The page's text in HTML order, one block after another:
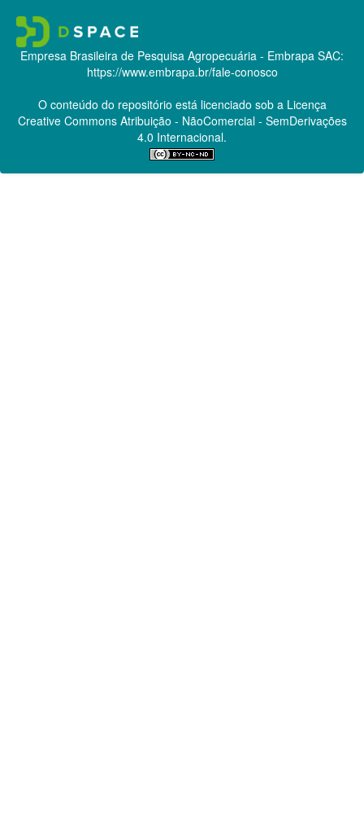
Empresa Brasileira de Pesquisa Agropecuária - Embrapa SAC:
https://www.embrapa.br/fale-conosco
O conteúdo do repositório está licenciado sob a Licença
Creative CommonsAtribuição - NãoComercial - SemDerivações
4.0 Internacional.